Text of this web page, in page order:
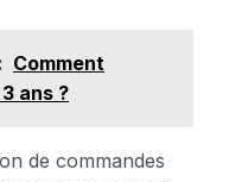
Comment
ans ?
de commandes